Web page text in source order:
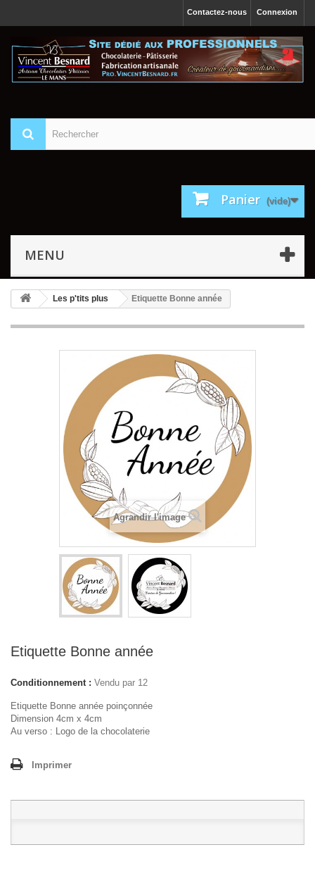
Connexion
Contactez-nous
Panier (vide)
MENU
Les p'tits plus Etiquette Bonne année
Agrandir l'image
Etiquette Bonne année
Conditionnement : Vendu par 12
Etiquette Bonne année poinçonnée
Dimension 4cm x 4cm
Au verso : Logo de la chocolaterie
Imprimer